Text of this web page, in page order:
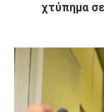
χτύπημα